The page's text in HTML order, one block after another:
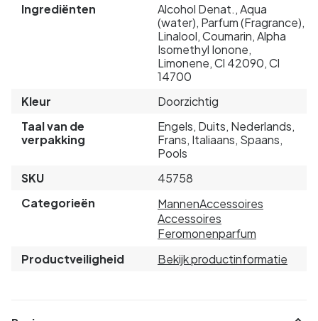
Ingrediënten
Alcohol Denat., Aqua
(water), Parfum (Fragrance),
Linalool, Coumarin, Alpha
Isomethyl Ionone,
Limonene, Cl 42090, Cl
14700
Kleur
Doorzichtig
Taal van de
verpakking
Engels, Duits, Nederlands,
Frans, Italiaans, Spaans,
Pools
SKU
45758
Categorieën
MannenAccessoires
Accessoires
Feromonenparfum
Productveiligheid
Bekijk productinformatie